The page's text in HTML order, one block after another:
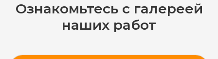
Ознакомьтесь с галереей
наших работ